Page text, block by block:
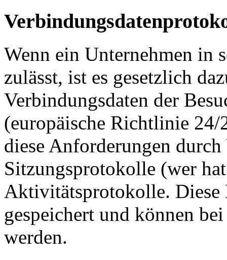
Wenn ein Unternehmen in
zulässt, ist es gesetzlich
Verbindungsdaten der
(europäische Richtlinie
diese Anforderungen
Sitzungsprotokolle (wer
Aktivitätsprotokolle. Diese
gespeichert und können
werden.